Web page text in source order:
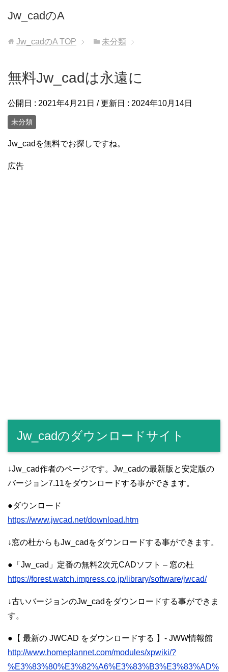
Jw_cadのA
Jw_cadのA TOP 未分類
無料Jw_cadは永遠に
公開日 : 2021年4月21日 / 更新日 : 2024年10月14日
未分類
Jw_cadを無料でお探しですね。
広告
Jw_cadのダウンロードサイト
↓Jw_cad作者のページです。Jw_cadの最新版と安定版の
バージョン7.11をダウンロードする事ができます。
●ダウンロード
https://www.jwcad.net/download.htm
↓窓の杜からもJw_cadをダウンロードする事ができます。
●「Jw_cad」定番の無料2次元CADソフト – 窓の杜
https://forest.watch.impress.co.jp/library/software/jwcad/
↓古いバージョンのJw_cadをダウンロードする事ができま
す。
●【 最新の JWCAD をダウンロードする 】- JWW情報館
http://www.homeplannet.com/modules/xpwiki/?
%E3%83%80%E3%82%A6%E3%83%B3%E3%83%AD%